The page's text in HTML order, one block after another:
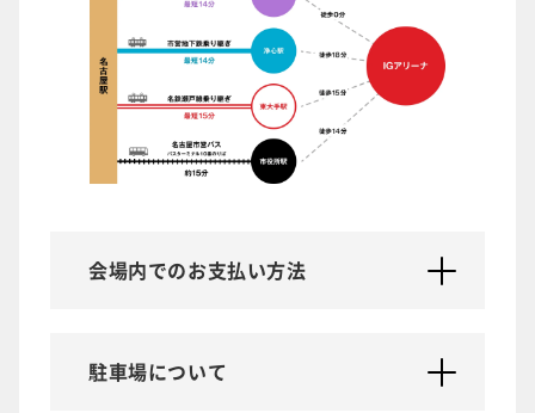
会場内でのお支払い方法
駐車場について